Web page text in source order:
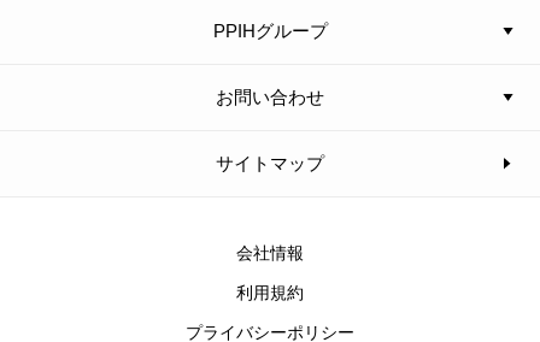
PPIHグループ
お問い合わせ
サイトマップ
会社情報
利用規約
プライバシーポリシー